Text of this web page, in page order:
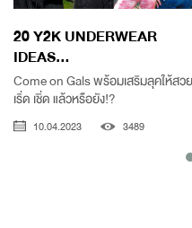
20 Y2K UNDERWEAR
IDEAS...
Come on Gals พร้อมเสริมลุคให้สวย
เริ่ด เชิ่ด แล้วหรือยัง!?
10.04.2023 3489